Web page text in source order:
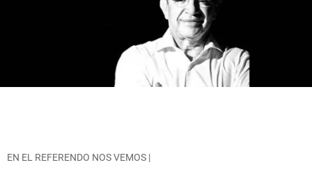
EN EL REFERENDO NOS VEMOS |